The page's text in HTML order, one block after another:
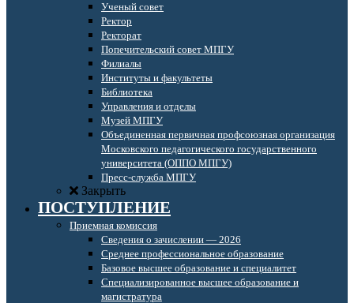
Ученый совет
Ректор
Ректорат
Попечительский совет МПГУ
Филиалы
Институты и факультеты
Библиотека
Управления и отделы
Музей МПГУ
Объединенная первичная профсоюзная организация
Московского педагогического государственного
университета (ОППО МПГУ)
Пресс-служба МПГУ
Закрыть
ПОСТУПЛЕНИЕ
Приемная комиссия
Сведения о зачислении — 2026
Среднее профессиональное образование
Базовое высшее образование и специалитет
Специализированное высшее образование и
магистратура